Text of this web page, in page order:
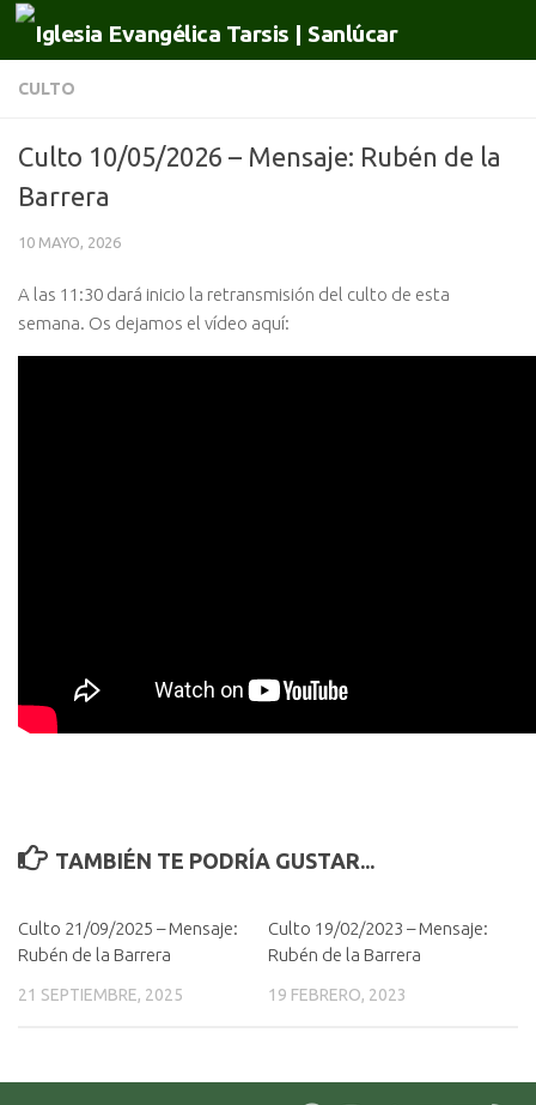
Saltar al contenido
CULTO
Culto 10/05/2026 – Mensaje: Rubén de la
Barrera
10 MAYO, 2026
A las 11:30 dará inicio la retransmisión del culto de esta
semana. Os dejamos el vídeo aquí:
TAMBIÉN TE PODRÍA GUSTAR...
Culto 21/09/2025 – Mensaje:
Rubén de la Barrera
21 SEPTIEMBRE, 2025
Culto 19/02/2023 – Mensaje:
Rubén de la Barrera
19 FEBRERO, 2023